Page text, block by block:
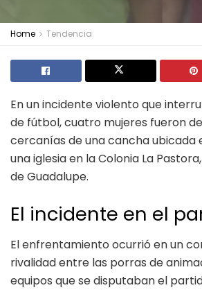
Home Tendencia
En un incidente violento que
de fútbol, cuatro mujeres fueron
cercanías de una cancha ubicada
una iglesia en la Colonia La
de Guadalupe.
El incidente en el
El enfrentamiento ocurrió en un
rivalidad entre las porras de
equipos que se disputaban el